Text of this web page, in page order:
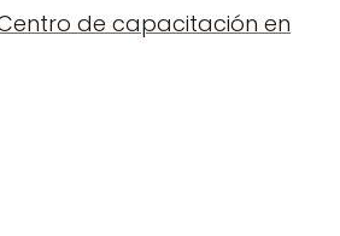
de capacitación en